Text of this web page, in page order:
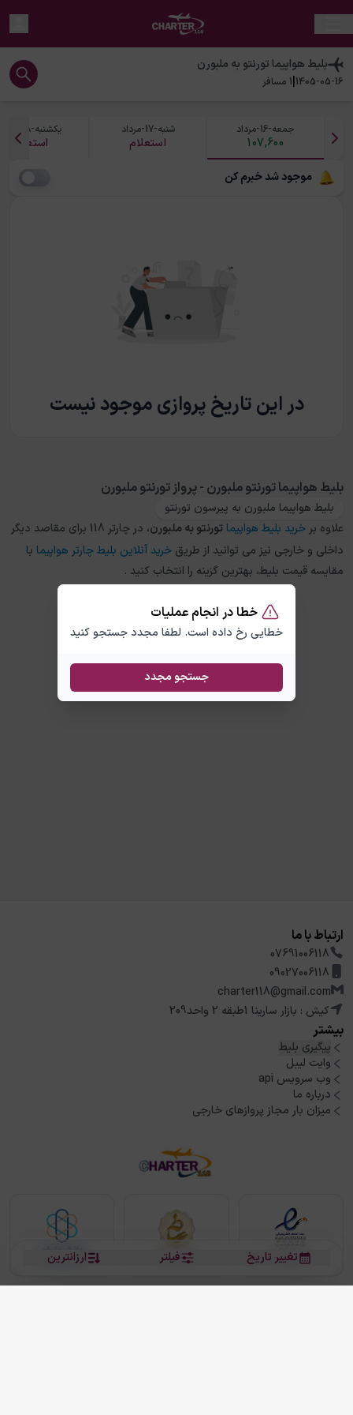
خطا در انجام عملیات
خطایی رخ داده است. لطفا مجدد جستجو کنید
جستجو مجدد
بلیط هواپیماتورنتو به ملبورن
1405-05-16
|
1 مسافر
جمعه-16-مرداد
107,600
شنبه-17-مرداد
استعلام
یکشنبه-18-مرداد
استعلام
موجود شد خبرم کن
در این تاریخ پروازی موجود نیست
ارزانترین فیلتر تغییر تاریخ
بلیط هواپیما تورنتو ملبورن - پرواز تورنتو ملبورن
بلیط هواپیما ملبورن به پیرسون تورنتو
علاوه بر خرید بلیط هواپیما تورنتوبهملبورن
، در چارتر 118 برای مقاصد دیگر
داخلی و خارجی نیز می توانید از طریق خرید آنلاین بلیط چارتر هواپیما با
مقایسه قیمت بلیط، بهترین گزینه را انتخاب کنید .
ارتباط با ما
07691006118
09027006118
charter118@gmail.com
کیش : بازار سارینا 1طبقه 2 واحد209
بیشتر
پیگیری بلیط
وایت لیبل
وب سرویس api
درباره ما
میزان بار مجاز پروازهای خارجی